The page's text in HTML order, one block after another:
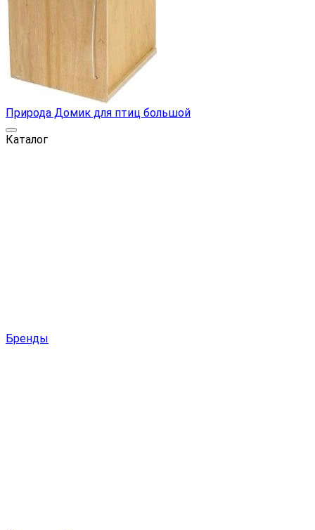
Природа Домик для птиц большой
Каталог
Бренды